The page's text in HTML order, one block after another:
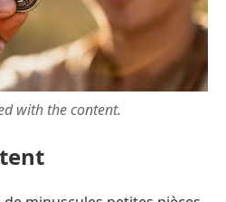
with the content.